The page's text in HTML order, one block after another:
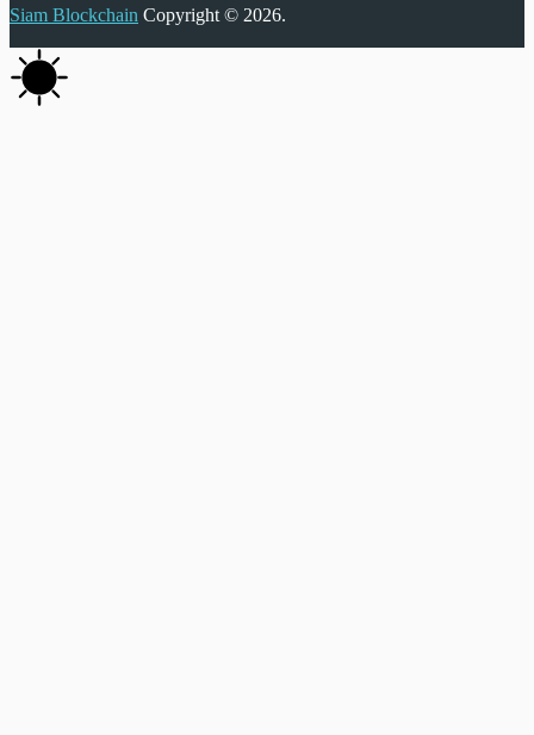
Siam Blockchain Copyright © 2026.